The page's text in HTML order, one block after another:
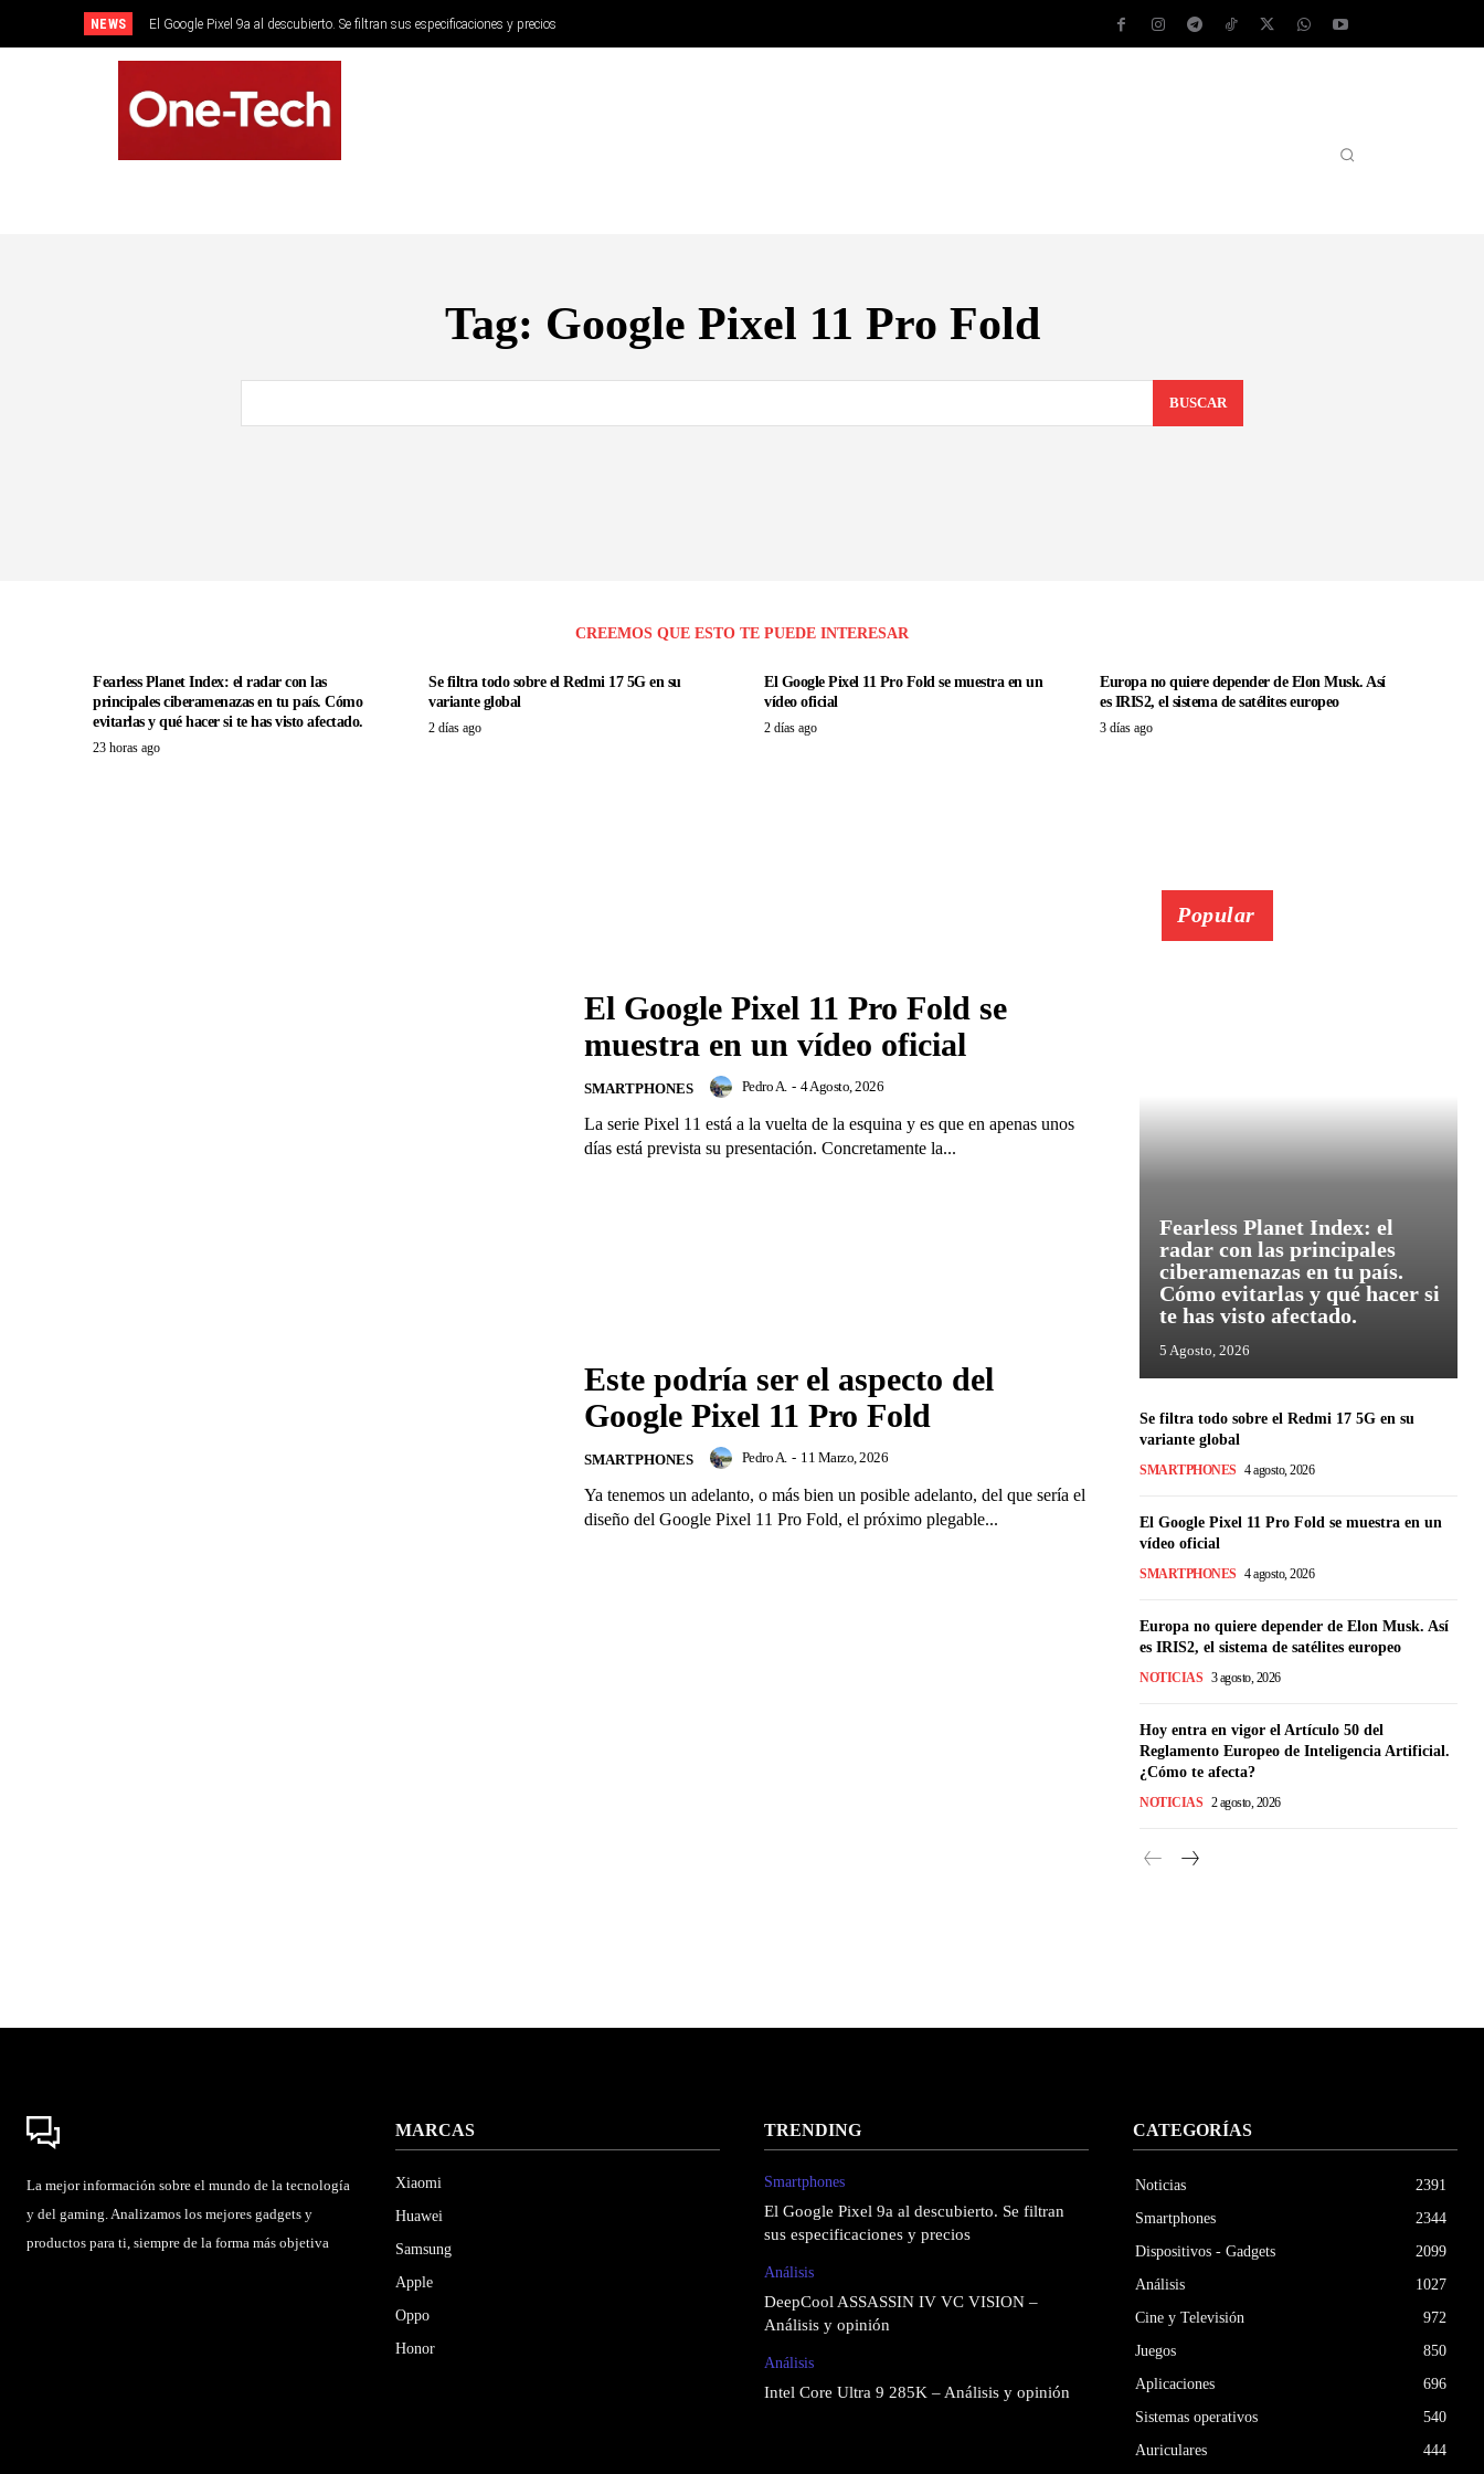
NEWS El Google Pixel 9a al descubierto. Se filtran sus especificaciones y precios
Tag: Google Pixel 11 Pro Fold
BUSCAR
CREEMOS QUE ESTO TE PUEDE INTERESAR
Fearless Planet Index: el radar con las
principales ciberamenazas en tu país. Cómo
evitarlas y qué hacer si te has visto afectado.
23 horas ago
Se filtra todo sobre el Redmi 17 5G en su
variante global
2 días ago
El Google Pixel 11 Pro Fold se muestra en un
vídeo oficial
2 días ago
Europa no quiere depender de Elon Musk. Así
es IRIS2, el sistema de satélites europeo
3 días ago
El Google Pixel 11 Pro Fold se
muestra en un vídeo oficial
SMARTPHONES Pedro A. - 4 Agosto, 2026
La serie Pixel 11 está a la vuelta de la esquina y es que en apenas unos
días está prevista su presentación. Concretamente la...
Este podría ser el aspecto del
Google Pixel 11 Pro Fold
SMARTPHONES Pedro A. - 11 Marzo, 2026
Ya tenemos un adelanto, o más bien un posible adelanto, del que sería el
diseño del Google Pixel 11 Pro Fold, el próximo plegable...
Popular
Fearless Planet Index: el
radar con las principales
ciberamenazas en tu país.
Cómo evitarlas y qué hacer si
te has visto afectado.
5 Agosto, 2026
Se filtra todo sobre el Redmi 17 5G en su
variante global
SMARTPHONES 4 agosto, 2026
El Google Pixel 11 Pro Fold se muestra en un
vídeo oficial
SMARTPHONES 4 agosto, 2026
Europa no quiere depender de Elon Musk. Así
es IRIS2, el sistema de satélites europeo
NOTICIAS 3 agosto, 2026
Hoy entra en vigor el Artículo 50 del
Reglamento Europeo de Inteligencia Artificial.
¿Cómo te afecta?
NOTICIAS 2 agosto, 2026
La mejor información sobre el mundo de la tecnología
y del gaming. Analizamos los mejores gadgets y
productos para ti, siempre de la forma más objetiva
MARCAS
Xiaomi
Huawei
Samsung
Apple
Oppo
Honor
TRENDING
Smartphones
El Google Pixel 9a al descubierto. Se filtran
sus especificaciones y precios
Análisis
DeepCool ASSASSIN IV VC VISION –
Análisis y opinión
Análisis
Intel Core Ultra 9 285K – Análisis y opinión
CATEGORÍAS
Noticias
2391
Smartphones
2344
Dispositivos - Gadgets
2099
Análisis
1027
Cine y Televisión
972
Juegos
850
Aplicaciones
696
Sistemas operativos
540
Auriculares
444